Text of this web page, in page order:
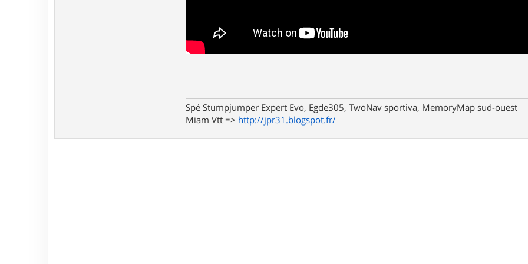
Spé Stumpjumper Expert Evo, Egde305, TwoNav sportiva, MemoryMap sud-ouest
Miam Vtt => http://jpr31.blogspot.fr/